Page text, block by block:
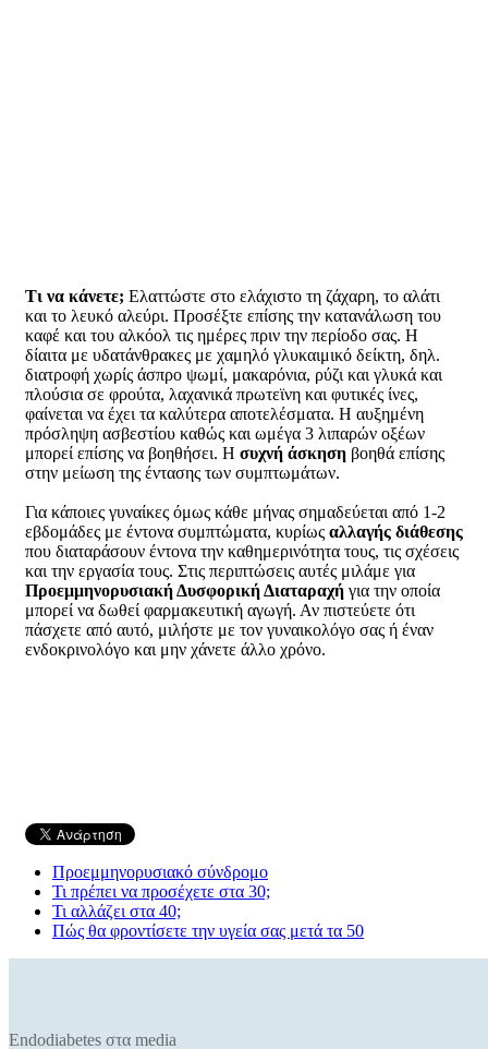
Τι να κάνετε; Ελαττώστε στο ελάχιστο τη ζάχαρη, το αλάτι
και το λευκό αλεύρι. Προσέξτε επίσης την κατανάλωση του
καφέ και του αλκόολ τις ημέρες πριν την περίοδο σας. Η
δίαιτα με υδατάνθρακες με χαμηλό γλυκαιμικό δείκτη, δηλ.
διατροφή χωρίς άσπρο ψωμί, μακαρόνια, ρύζι και γλυκά και
πλούσια σε φρούτα, λαχανικά πρωτεϊνη και φυτικές ίνες,
φαίνεται να έχει τα καλύτερα αποτελέσματα. Η αυξημένη
πρόσληψη ασβεστίου καθώς και ωμέγα 3 λιπαρών οξέων
μπορεί επίσης να βοηθήσει. Η συχνή άσκηση βοηθά επίσης
στην μείωση της έντασης των συμπτωμάτων.
Για κάποιες γυναίκες όμως κάθε μήνας σημαδεύεται από 1-2
εβδομάδες με έντονα συμπτώματα, κυρίως αλλαγής διάθεσης
που διαταράσουν έντονα την καθημερινότητα τους, τις σχέσεις
και την εργασία τους. Στις περιπτώσεις αυτές μιλάμε για
Προεμμηνορυσιακή Δυσφορική Διαταραχή για την οποία
μπορεί να δωθεί φαρμακευτική αγωγή. Αν πιστεύετε ότι
πάσχετε από αυτό, μιλήστε με τον γυναικολόγο σας ή έναν
ενδοκρινολόγο και μην χάνετε άλλο χρόνο.
Προεμμηνορυσιακό σύνδρομο
Τι πρέπει να προσέχετε στα 30;
Τι αλλάζει στα 40;
Πώς θα φροντίσετε την υγεία σας μετά τα 50
Endodiabetes στα media